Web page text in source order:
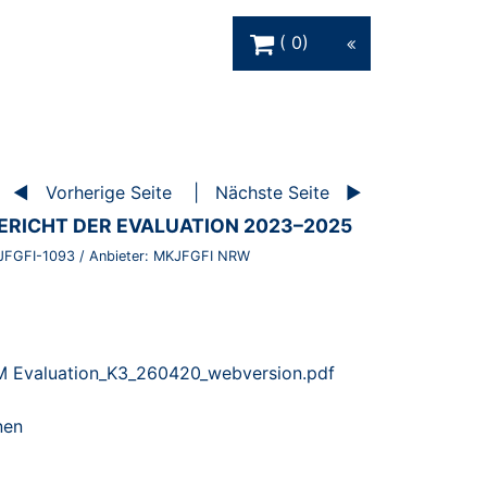
0
Vorherige Seite Nächste Seite
DER EVALUATION 2023–2025
1093 / Anbieter: MKJFGFI NRW
Evaluation_K3_260420_webversion.pdf